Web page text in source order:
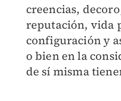
creencias,
reputación, vida
configuración y
o bien en la
de sí misma